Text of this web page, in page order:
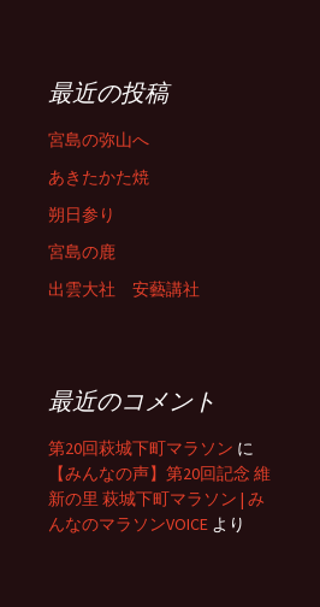
最近の投稿
宮島の弥山へ
あきたかた焼
朔日参り
宮島の鹿
出雲大社 安藝講社
最近のコメント
第20回萩城下町マラソン に
【みんなの声】第20回記念 維
新の里 萩城下町マラソン | み
んなのマラソンVOICE より